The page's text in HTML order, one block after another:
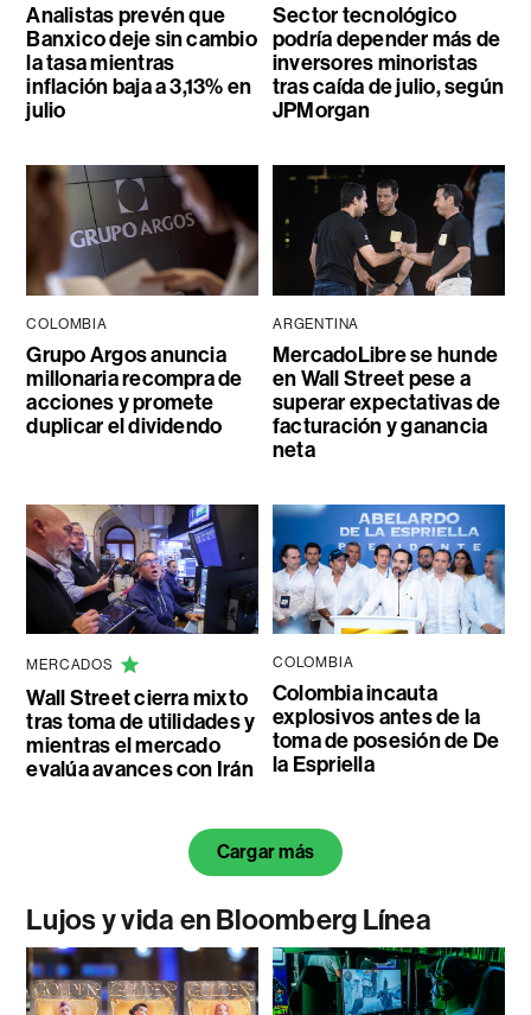
Analistas prevén que
Banxico deje sin cambio
la tasa mientras
inflación baja a 3,13% en
julio
Sector tecnológico
podría depender más de
inversores minoristas
tras caída de julio, según
JPMorgan
COLOMBIA
Grupo Argos anuncia
millonaria recompra de
acciones y promete
duplicar el dividendo
ARGENTINA
MercadoLibre se hunde
en Wall Street pese a
superar expectativas de
facturación y ganancia
neta
MERCADOS
Wall Street cierra mixto
tras toma de utilidades y
mientras el mercado
evalúa avances con Irán
COLOMBIA
Colombia incauta
explosivos antes de la
toma de posesión de De
la Espriella
Cargar más
Lujos y vida en Bloomberg Línea